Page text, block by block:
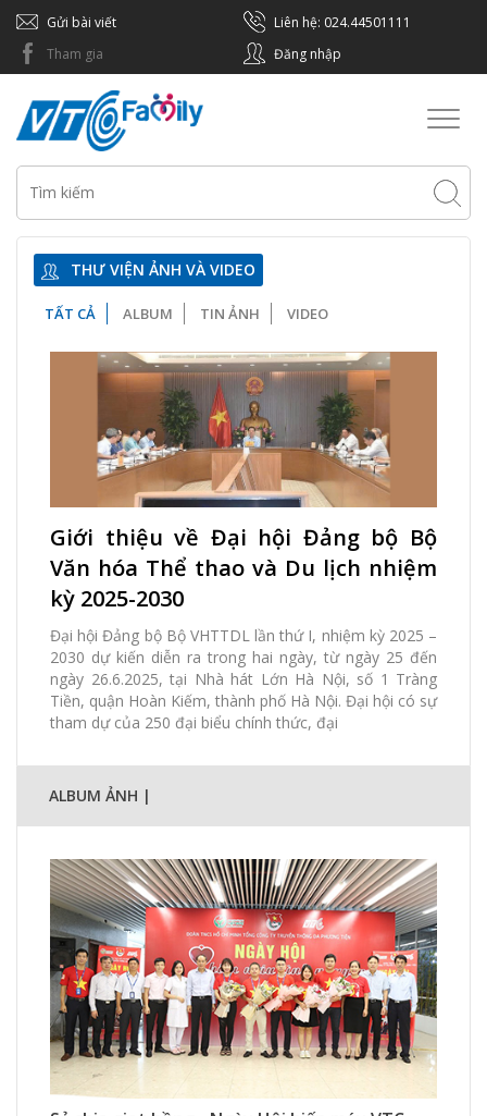
Gửi bài viết
Liên hệ: 024.44501111
Tham gia
Đăng nhập
THƯ VIỆN ẢNH VÀ VIDEO
TẤT CẢ ALBUM TIN ẢNH VIDEO
0 Xem
0 thích 0 Bình luận
Giới thiệu về Đại hội Đảng bộ Bộ
Văn hóa Thể thao và Du lịch nhiệm
kỳ 2025-2030
Đại hội Đảng bộ Bộ VHTTDL lần thứ I, nhiệm kỳ 2025 –
2030 dự kiến diễn ra trong hai ngày, từ ngày 25 đến
ngày 26.6.2025, tại Nhà hát Lớn Hà Nội, số 1 Tràng
Tiền, quận Hoàn Kiếm, thành phố Hà Nội. Đại hội có sự
tham dự của 250 đại biểu chính thức, đại
ALBUM ẢNH |